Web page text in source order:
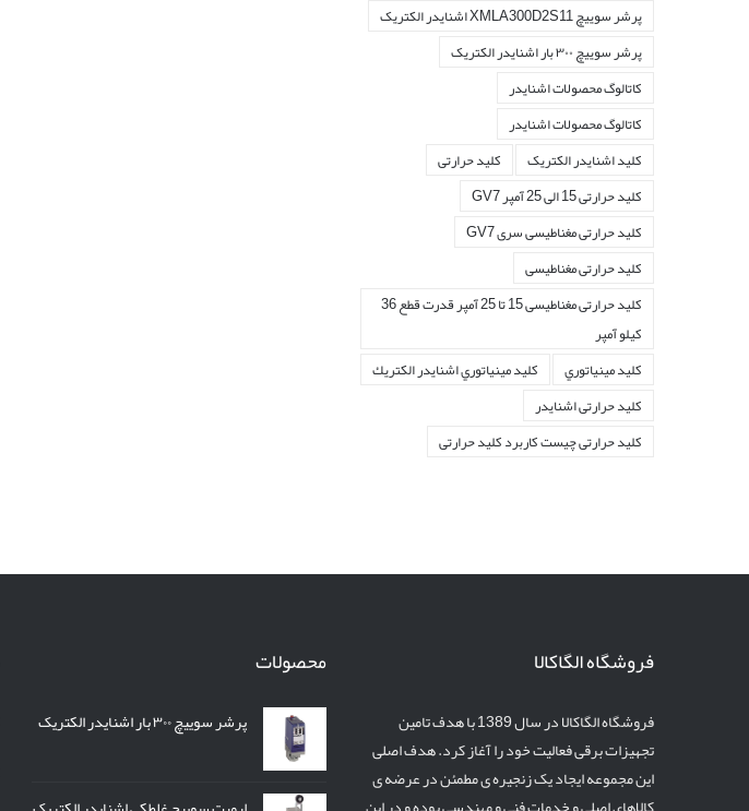
پرشر سوییچ XMLA300D2S11 اشنایدر الکتریک
پرشر سوییچ ۳۰۰ بار اشنایدر الکتریک
کاتالوگ محصولات اشنايدر
کاتالوگ محصولات اشنایدر
کليد اشنايدر الکتريک
کليد حرارتی
کليد حرارتی 15 الی 25 آمپر GV7
کليد حرارتی مغناطيسی سری GV7
کليد حرارتی مغناطیسی
کليد حرارتی مغناطیسی 15 تا 25 آمپر قدرت قطع 36
کیلو آمپر
کليد مينياتوري
کليد مينياتوري اشنايدر الكتريك
کلید حرارتی اشنایدر
کلید حرارتی چیست کاربرد کلید حرارتی
فروشگاه الگاکالا
فروشگاه الگاکالا در سال 1389 با هدف تامین
تجهیزات برقی فعالیت خود را آغاز کرد. هدف اصلی
این مجموعه ایجاد یک زنجیره ی مطمئن در عرضه ی
محصولات
پرشر سوییچ ۳۰۰ بار اشنایدر الکتریک